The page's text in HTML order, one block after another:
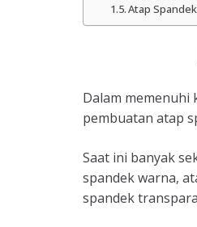
Atap
Dalam memenuhi
pembuatan atap
Saat ini banyak
spandek warna,
spandek